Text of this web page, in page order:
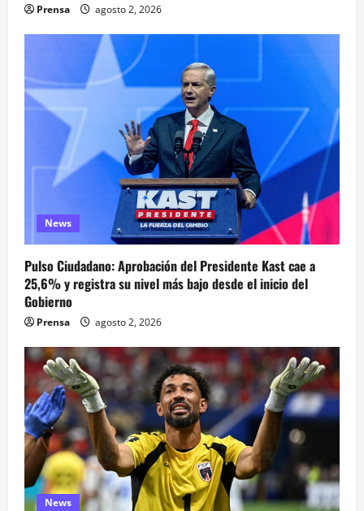
Prensa agosto 2, 2026
News
Pulso Ciudadano: Aprobación del Presidente Kast cae a
25,6% y registra su nivel más bajo desde el inicio del
Gobierno
Prensa agosto 2, 2026
News